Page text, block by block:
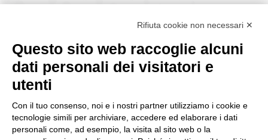
P.IVA 02330030129 | CAPITALE I.V. €100.000
Copyright © 2025 | Magnetic Media Busto Arsizio srl - 21052 Busto
Arsizio (VA) via Torino, 15 | Email.info@mmbusto.com| Tel.0331
33.21.86| Fax0331 67.00.57|
Rifiuta cookie non necessari ✕
Questo sito web raccoglie alcuni
dati personali dei visitatori e
utenti
Con il tuo consenso, noi e i nostri partner utilizziamo i cookie e
tecnologie simili per archiviare, accedere ed elaborare i dati
personali come, ad esempio, la visita al sito web o la